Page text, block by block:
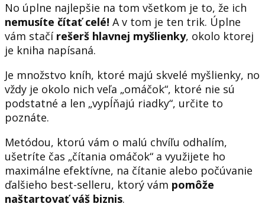
No úplne najlepšie na tom všetkom je to, že ich
nemusíte čítať celé! A v tom je ten trik. Úplne
vám stačí rešerš hlavnej myšlienky, okolo ktorej
je kniha napísaná.
Je množstvo kníh, ktoré majú skvelé myšlienky, no
vždy je okolo nich veľa „omáčok“, ktoré nie sú
podstatné a len „vypĺňajú riadky“, určite to
poznáte.
Metódou, ktorú vám o malú chvíľu odhalím,
ušetríte čas „čítania omáčok“ a využijete ho
maximálne efektívne, na čítanie alebo počúvanie
ďalšieho best-selleru, ktorý vám pomôže
naštartovať váš biznis.